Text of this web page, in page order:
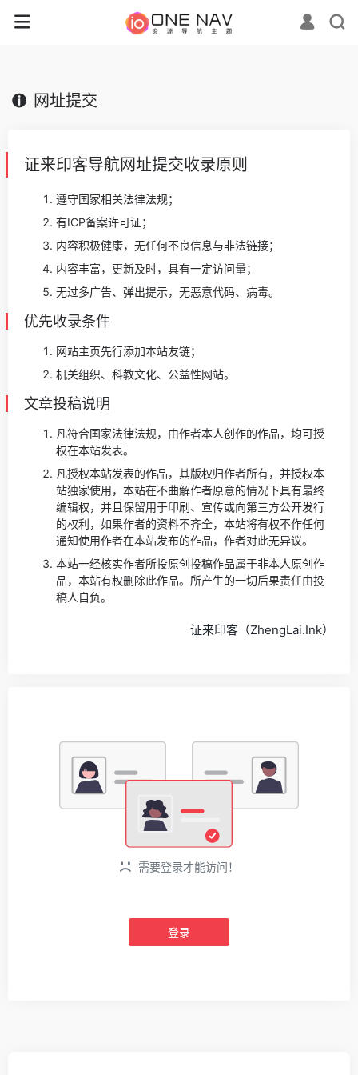
网址提交
证来印客导航网址提交收录原则
遵守国家相关法律法规；
有ICP备案许可证；
内容积极健康，无任何不良信息与非法链接；
内容丰富，更新及时，具有一定访问量；
无过多广告、弹出提示，无恶意代码、病毒。
优先收录条件
网站主页先行添加本站友链；
机关组织、科教文化、公益性网站。
文章投稿说明
凡符合国家法律法规，由作者本人创作的作品，均可授
权在本站发表。
凡授权本站发表的作品，其版权归作者所有，并授权本
站独家使用，本站在不曲解作者原意的情况下具有最终
编辑权，并且保留用于印刷、宣传或向第三方公开发行
的权利，如果作者的资料不齐全，本站将有权不作任何
通知使用作者在本站发布的作品，作者对此无异议。
本站一经核实作者所投原创投稿作品属于非本人原创作
品，本站有权删除此作品。所产生的一切后果责任由投
稿人自负。
证来印客（ZhengLai.Ink）
需要登录才能访问！
登录